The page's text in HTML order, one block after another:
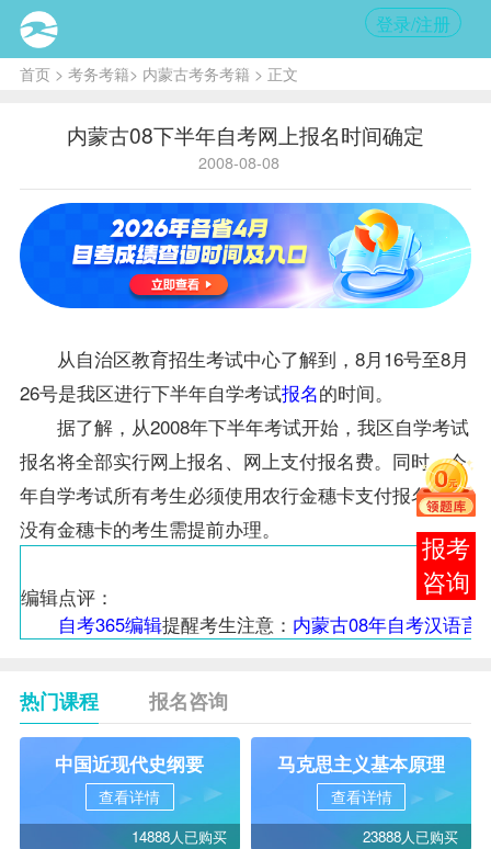
登录/注册
首页> 考务考籍> 内蒙古考务考籍 > 正文
内蒙古08下半年自考网上报名时间确定
2008-08-08
从自治区教育招生考试中心了解到，8月16号至8月
26号是我区进行下半年自学考试报名的时间。
据了解，从2008年下半年考试开始，我区自学考试
报名将全部实行网上报名、网上支付报名费。同时，今
年自学考试所有考生必须使用农行金穗卡支付报名费，
没有金穗卡的考生需提前办理。
编辑点评：
自考365编辑提醒考生注意： 内蒙古08年自考汉语言
热门课程 报名咨询
中国近现代史纲要
查看详情
14888人已购买
马克思主义基本原理
查看详情
23888人已购买
报考
咨询